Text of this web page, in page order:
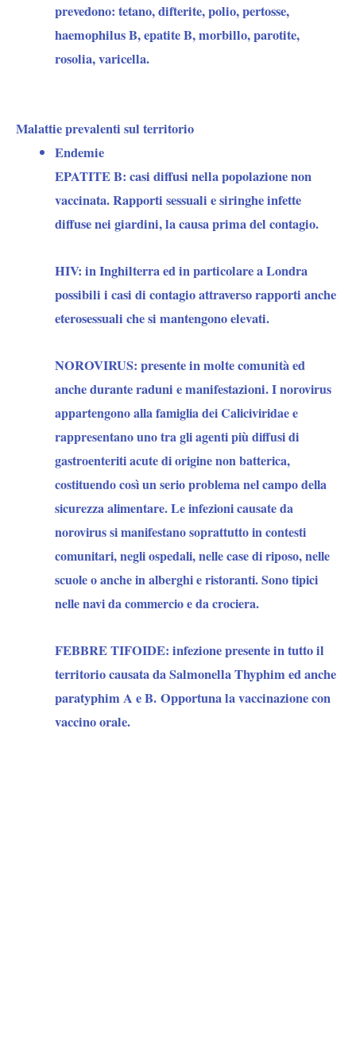
prevedono: tetano, difterite, polio, pertosse,
haemophilus B, epatite B, morbillo, parotite,
rosolia, varicella.
Malattie prevalenti sul territorio
Endemie
EPATITE B: casi diffusi nella popolazione non
vaccinata. Rapporti sessuali e siringhe infette
diffuse nei giardini, la causa prima del contagio.
HIV: in Inghilterra ed in particolare a Londra
possibili i casi di contagio attraverso rapporti anche
eterosessuali che si mantengono elevati.
NOROVIRUS: presente in molte comunità ed
anche durante raduni e manifestazioni.I norovirus
appartengono alla famiglia dei Caliciviridae e
rappresentano uno tra gli agenti più diffusi di
gastroenteriti acute di origine non batterica,
costituendo così un serio problema nel campo della
sicurezza alimentare. Le infezioni causate da
norovirus si manifestano soprattutto in contesti
comunitari, negli ospedali, nelle case di riposo, nelle
scuole o anche in alberghi e ristoranti. Sono tipici
nelle navi da commercio e da crociera.
FEBBRE TIFOIDE: infezione presente in tutto il
territorio causata da Salmonella Thyphim ed anche
paratyphim A e B.Opportuna la vaccinazione con
vaccino orale.